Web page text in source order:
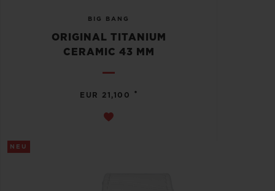
BIG BANG
ORIGINAL TITANIUM
CERAMIC 43 MM
EUR 21,100 •
NEU